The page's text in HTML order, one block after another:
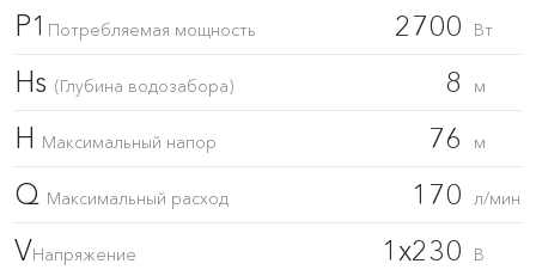
P1 Потребляемая мощность 2700 Вт
Hs (Глубина водозабора) 8 м
H Максимальный напор 76 м
Q Максимальный расход 170 л/мин
VНапряжение 1x230 В